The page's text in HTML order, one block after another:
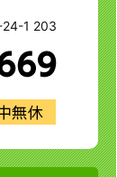
1 203